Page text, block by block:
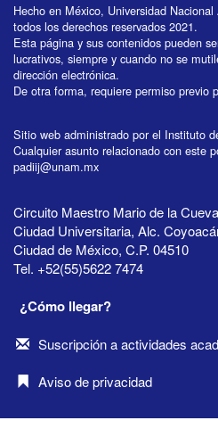
Hecho en México, Universidad
todos los derechos reservados 2021.
Esta página y sus contenidos pueden
lucrativos, siempre y cuando no se
dirección electrónica.
De otra forma, requiere permiso previo
Sitio web administrado por el Instituto
Cualquier asunto relacionado con este
padiij@unam.mx
Circuito Maestro Mario de la
Ciudad Universitaria, Alc.
Ciudad de México, C.P. 04510
Tel. +52(55)5622 7474
¿Cómo llegar?
Suscripción a actividades
Aviso de privacidad